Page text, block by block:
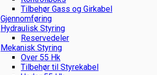
Tilbehør Gass og Girkabel
Gjennomføring
Hydraulisk Styring
Reservedeler
Mekanisk Styring
Over 55 Hk
Tilbehør til Styrekabel